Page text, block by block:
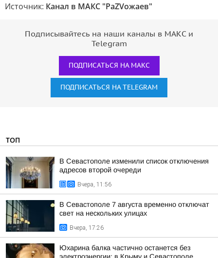
Источник: Канал в МАКС "РаZVожаев"
Подписывайтесь на наши каналы в МАКС и
Telegram
ПОДПИСАТЬСЯ НА МАКС
ПОДПИСАТЬСЯ НА TELEGRAM
ТОП
В Севастополе изменили список отключения
адресов второй очереди
Вчера, 11:56
В Севастополе 7 августа временно отключат
свет на нескольких улицах
Вчера, 17:26
Юхарина балка частично останется без
электроэнергии: в Крыму и Севастополе